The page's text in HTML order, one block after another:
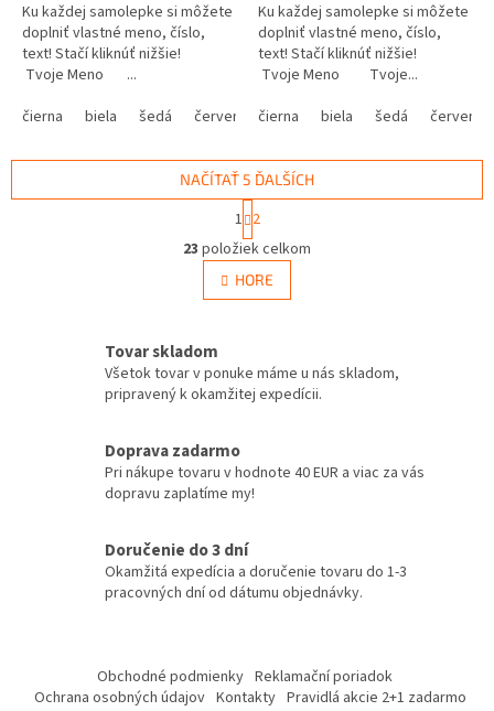
Ku každej samolepke si môžete
doplniť vlastné meno, číslo,
text! Stačí kliknúť nižšie!
Tvoje Meno ...
čierna
biela šedá červená modrá žltá zelená ružová
Ku každej samolepke si môžete
doplniť vlastné meno, číslo,
text! Stačí kliknúť nižšie!
Tvoje Meno Tvoje...
čierna
biela šedá červená
O
v
l
á
i
e
v
k
ý
p
i
NAČÍTAŤ 5 ĎALŠÍCH
t
r
á
n
k
n
i
1 2
23 položiek celkom
HORE
Tovar skladom
Všetok tovar v ponuke máme u nás skladom,
pripravený k okamžitej expedícii.
Doprava zadarmo
Pri nákupe tovaru v hodnote 40 EUR a viac za vás
dopravu zaplatíme my!
Doručenie do 3 dní
Okamžitá expedícia a doručenie tovaru do 1-3
pracovných dní od dátumu objednávky.
Obchodné podmienky Reklamační poriadok
Ochrana osobných údajov Kontakty Pravidlá akcie 2+1 zadarmo